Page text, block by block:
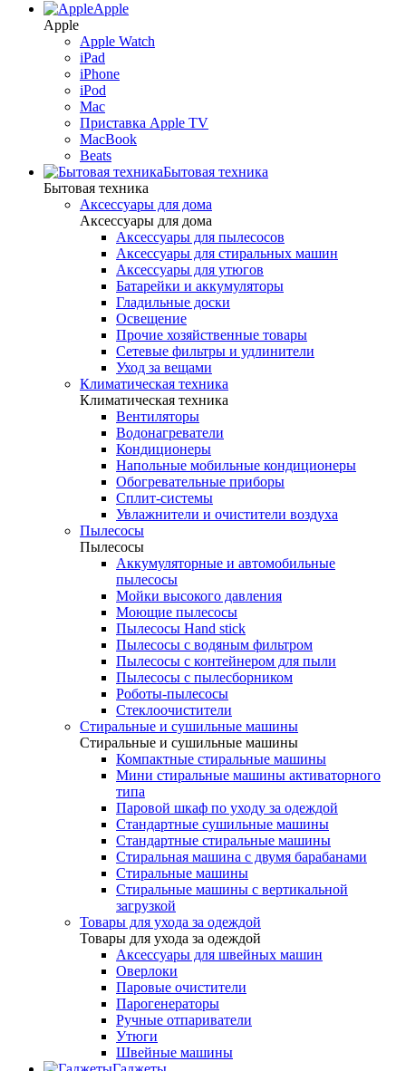
Apple
Apple
Apple Watch
iPad
iPhone
iPod
Mac
Приставка Apple TV
MacBook
Beats
Бытовая техника
Бытовая техника
Аксессуары для дома
Аксессуары для дома
Аксессуары для пылесосов
Аксессуары для стиральных машин
Аксессуары для утюгов
Батарейки и аккумуляторы
Гладильные доски
Освещение
Прочие хозяйственные товары
Сетевые фильтры и удлинители
Уход за вещами
Климатическая техника
Климатическая техника
Вентиляторы
Водонагреватели
Кондиционеры
Напольные мобильные кондиционеры
Обогревательные приборы
Сплит-системы
Увлажнители и очистители воздуха
Пылесосы
Пылесосы
Аккумуляторные и автомобильные
пылесосы
Мойки высокого давления
Моющие пылесосы
Пылесосы Hand stick
Пылесосы с водяным фильтром
Пылесосы с контейнером для пыли
Пылесосы с пылесборником
Роботы-пылесосы
Стеклоочистители
Стиральные и сушильные машины
Стиральные и сушильные машины
Компактные стиральные машины
Мини стиральные машины активаторного
типа
Паровой шкаф по уходу за одеждой
Стандартные сушильные машины
Стандартные стиральные машины
Стиральная машина с двумя барабанами
Стиральные машины
Стиральные машины с вертикальной
загрузкой
Товары для ухода за одеждой
Товары для ухода за одеждой
Аксессуары для швейных машин
Оверлоки
Паровые очистители
Парогенераторы
Ручные отпариватели
Утюги
Швейные машины